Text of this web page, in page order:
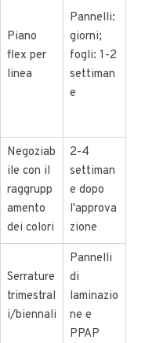
Piano
flex per
linea
Pannelli:
giorni;
fogli: 1-2
settiman
e
Negoziab
ile con il
raggrupp
amento
dei colori
2-4
settiman
e dopo
l'approva
zione
Serrature
trimestral
i/biennali
Pannelli
di
laminazio
ne e
PPAP